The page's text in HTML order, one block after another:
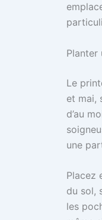
Planter
Le
et mai,
d’au
une
Placez
du sol,
les